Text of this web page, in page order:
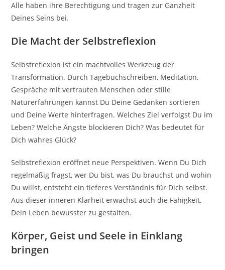
Alle haben ihre Berechtigung und tragen zur Ganzheit
Deines Seins bei.
Die Macht der Selbstreflexion
Selbstreflexion ist ein machtvolles Werkzeug der
Transformation. Durch Tagebuchschreiben, Meditation,
Gespräche mit vertrauten Menschen oder stille
Naturerfahrungen kannst Du Deine Gedanken sortieren
und Deine Werte hinterfragen. Welches Ziel verfolgst Du im
Leben? Welche Ängste blockieren Dich? Was bedeutet für
Dich wahres Glück?
Selbstreflexion eröffnet neue Perspektiven. Wenn Du Dich
regelmäßig fragst, wer Du bist, was Du brauchst und wohin
Du willst, entsteht ein tieferes Verständnis für Dich selbst.
Aus dieser inneren Klarheit erwächst auch die Fähigkeit,
Dein Leben bewusster zu gestalten.
Körper, Geist und Seele in Einklang
bringen